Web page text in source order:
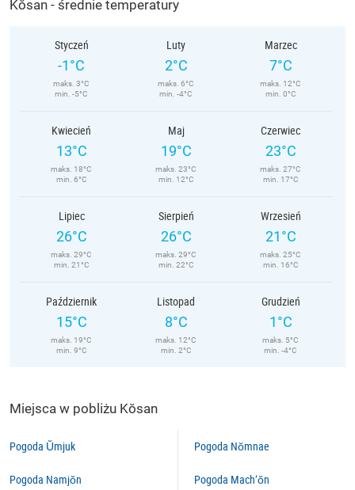
Kŏsan - średnie temperatury
Styczeń
-1°C
maks. 3°C
min. -5°C
Luty
2°C
maks. 6°C
min. -4°C
Marzec
7°C
maks. 12°C
min. 0°C
Kwiecień
13°C
maks. 18°C
min. 6°C
Maj
19°C
maks. 23°C
min. 12°C
Czerwiec
23°C
maks. 27°C
min. 17°C
Lipiec
26°C
maks. 29°C
min. 21°C
Sierpień
26°C
maks. 29°C
min. 22°C
Wrzesień
21°C
maks. 25°C
min. 16°C
Październik
15°C
maks. 19°C
min. 9°C
Listopad
8°C
maks. 12°C
min. 2°C
Grudzień
1°C
maks. 5°C
min. -4°C
Miejsca w pobliżu Kŏsan
Pogoda Ŭmjuk
Pogoda Namjŏn
Pogoda Nŏmnae
Pogoda Mach’ŏn